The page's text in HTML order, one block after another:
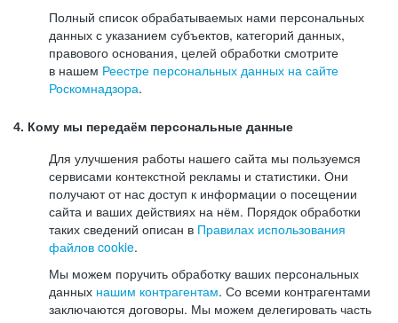
Полный список обрабатываемых нами персональных
данных с указанием субъектов, категорий данных,
правового основания, целей обработки смотрите
в нашем Реестре персональных данных на сайте
Роскомнадзора.
4. Кому мы передаём персональные данные
Для улучшения работы нашего сайта мы пользуемся
сервисами контекстной рекламы и статистики. Они
получают от нас доступ к информации о посещении
сайта и ваших действиях на нём. Порядок обработки
таких сведений описан в Правилах использования
файлов cookie.
Мы можем поручить обработку ваших персональных
данных нашим контрагентам. Со всеми контрагентами
заключаются договоры. Мы можем делегировать часть